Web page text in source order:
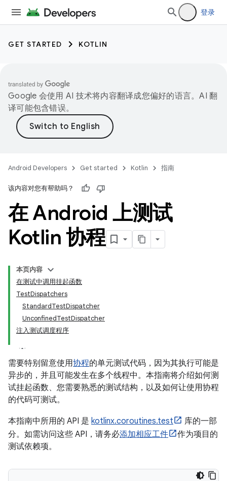
登录
GET STARTED KOTLIN
Google 会使用 AI 技术将内容翻译成您偏好的语言。AI 翻
译可能包含错误。
Android Developers Get started Kotlin 指南
该内容对您有帮助吗？
在 Android 上测试
Kotlin 协程
本页内容
在测试中调用挂起函数
TestDispatchers
StandardTestDispatcher
UnconfinedTestDispatcher
注入测试调度程序
需要特别留意使用协程的单元测试代码，因为其执行可能是
异步的，并且可能发生在多个线程中。本指南将介绍如何测
试挂起函数、您需要熟悉的测试结构，以及如何让使用协程
的代码可测试。
本指南中所用的 API 是 kotlinx.coroutines.test
库的一部
分。如需访问这些 API，请务必添加相应工件
作为项目的
测试依赖项。